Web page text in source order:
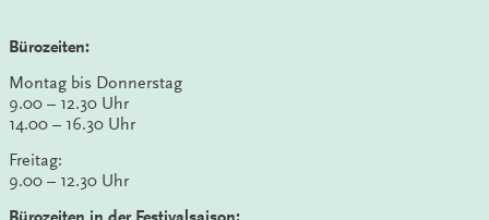
Bürozeiten:
Montag bis Donnerstag
9.00 – 12.30 Uhr
14.00 – 16.30 Uhr
Freitag:
9.00 – 12.30 Uhr